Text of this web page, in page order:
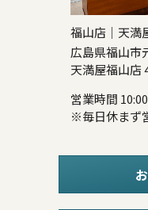
福山店｜天満
広島県福山市
天満屋福山店
営業時間
※毎日休まず